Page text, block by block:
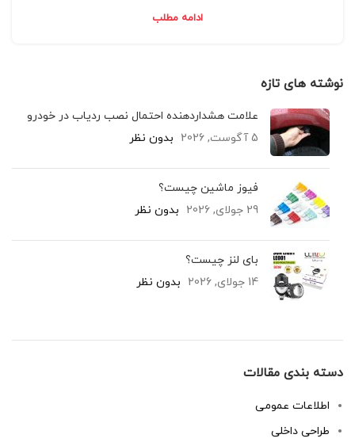
ادامه مطلب
نوشته های تازه
علامت هشداردهنده احتمال نصب ردیاب در خودرو
5 آگوست, 2026
بدون نظر
فیوز ماشین چیست؟
29 جولای, 2026
بدون نظر
بای لنز چیست؟
14 جولای, 2026
بدون نظر
دسته بندی مقالات
اطلاعات عمومی
طراحی داخلی